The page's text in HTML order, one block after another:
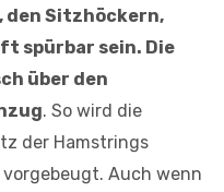
den Sitzhöckern,
spürbar sein. Die
über den
. So wird die
der Hamstrings
Auch wenn